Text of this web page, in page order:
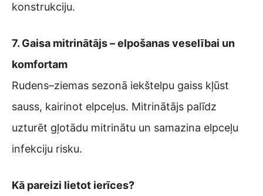
konstrukciju.
7. Gaisa mitrinātājs – elpošanas veselībai un
komfortam
Rudens–ziemas sezonā iekštelpu gaiss kļūst
sauss, kairinot elpceļus. Mitrinātājs palīdz
uzturēt gļotādu mitrinātu un samazina elpceļu
infekciju risku.
Kā pareizi lietot ierīces?